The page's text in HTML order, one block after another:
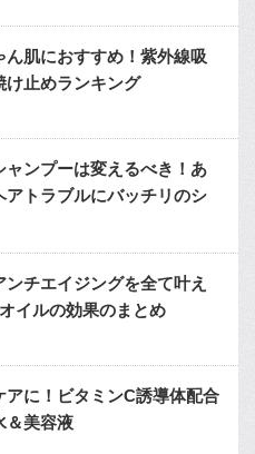
ん肌におすすめ！紫外線吸
け止めランキング
ャンプーは変えるべき！あ
アトラブルにバッチリのシ
チエイジングを全て叶え
イルの効果のまとめ
アに！ビタミンC誘導体配合
＆美容液